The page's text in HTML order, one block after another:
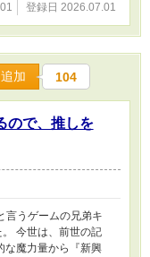
登録日 2026.07.01
加 104
ので、推しを
言うゲームの兄弟キ
今世は、前世の記
な魔力量から『新興